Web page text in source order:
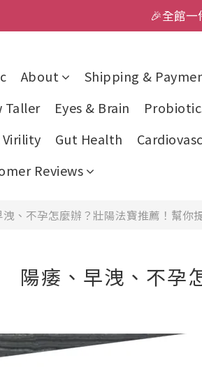
🎉全館一
About Shipping &
Taller
Eyes & Brain
Virility
Gut Health
Reviews
、不孕怎麼辦？壯陽法寶推薦！幫你
陽痿、早洩、不孕